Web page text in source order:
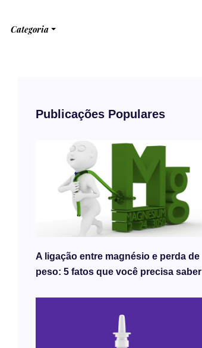
Categoria
Publicações Populares
A ligação entre magnésio e perda de
peso: 5 fatos que você precisa saber